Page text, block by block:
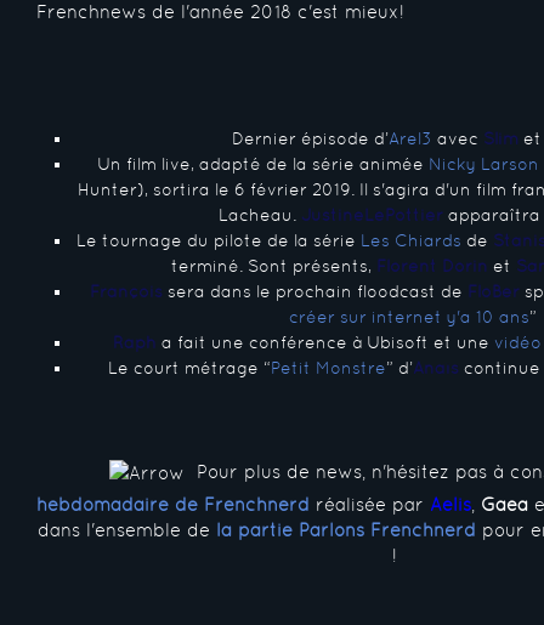
Frenchnews de l'année 2018 c'est mieux!
Dernier épisode d’Arel3 avec Slim
Un film live, adapté de la série animée Nicky Larson
Hunter), sortira le 6 février 2019. Il s'agira d'un film
Lacheau. JustineLePottierapparaîtra
Le tournage du pilote de la série Les Chiards de
terminé. Sont présents, Florent Dorin et
François sera dans le prochain floodcast de FloBer
créer sur internet y'a 10 ans”
Raph a fait une conférence à Ubisoft et une
Le court métrage “Petit Monstre” d’Anaïs continue
Pour plus de news, n'hésitez pas à
hebdomadaire de Frenchnerd réalisée par Aelis Gaea
dans l'ensemble de la partie Parlons Frenchnerd pour
!